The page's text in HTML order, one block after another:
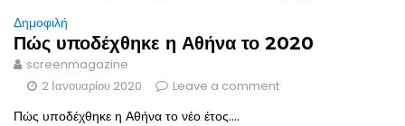
Δημοφιλή
Πώς υποδέχθηκε η Αθήνα το 2020
screenmagazine
2 Ιανουαρίου 2020
Leave a comment
Πώς υποδέχθηκε η Αθήνα το νέο έτος....